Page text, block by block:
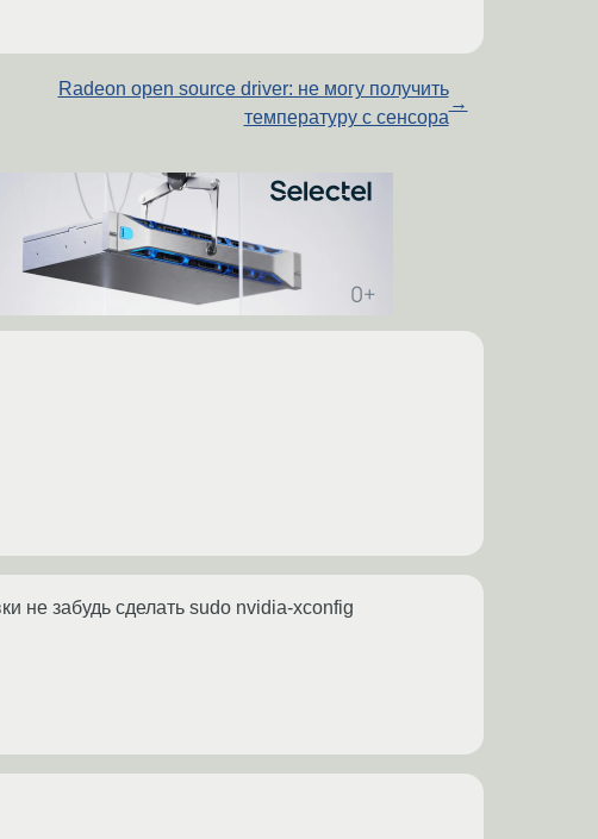
Radeon open source driver: не могу получить
температуру с сенсора
→
не забудь сделать sudo nvidia-xconfig